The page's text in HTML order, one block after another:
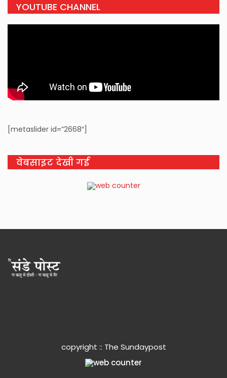
YOUTUBE CHANNEL
[metaslider id=”2668″]
वेबसाइट देखी गई
copyright :: The Sundaypost